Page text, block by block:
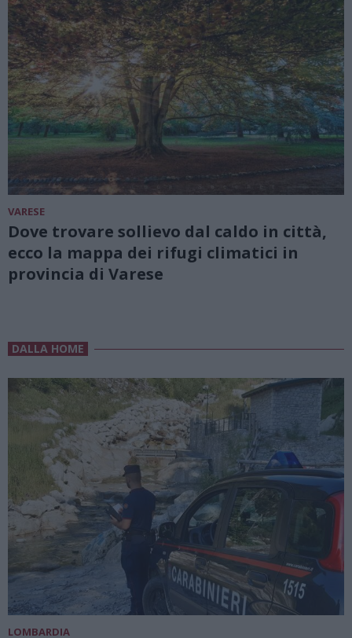
VARESE
Dove trovare sollievo dal caldo in città,
ecco la mappa dei rifugi climatici in
provincia di Varese
DALLA HOME
LOMBARDIA